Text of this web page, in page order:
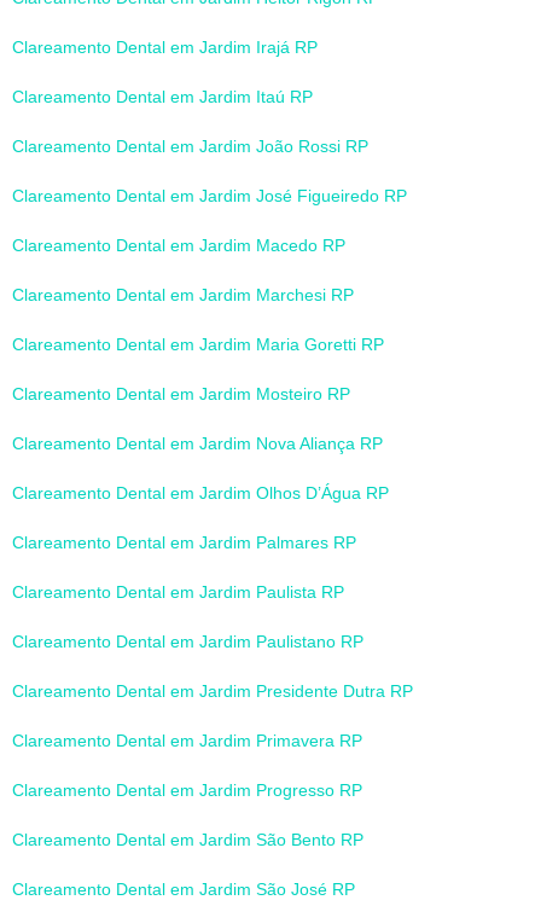
Clareamento Dental em Jardim Irajá RP
Clareamento Dental em Jardim Itaú RP
Clareamento Dental em Jardim João Rossi RP
Clareamento Dental em Jardim José Figueiredo RP
Clareamento Dental em Jardim Macedo RP
Clareamento Dental em Jardim Marchesi RP
Clareamento Dental em Jardim Maria Goretti RP
Clareamento Dental em Jardim Mosteiro RP
Clareamento Dental em Jardim Nova Aliança RP
Clareamento Dental em Jardim Olhos D’Água RP
Clareamento Dental em Jardim Palmares RP
Clareamento Dental em Jardim Paulista RP
Clareamento Dental em Jardim Paulistano RP
Clareamento Dental em Jardim Presidente Dutra RP
Clareamento Dental em Jardim Primavera RP
Clareamento Dental em Jardim Progresso RP
Clareamento Dental em Jardim São Bento RP
Clareamento Dental em Jardim São José RP